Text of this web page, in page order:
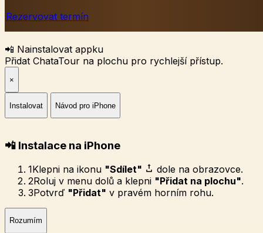
Rezervovat termín
📲 Nainstalovat appku
Přidat ChataTour na plochu pro rychlejší přístup.
×
Instalovat Návod pro iPhone
📲 Instalace na iPhone
1Klepni na ikonu "Sdílet"
dole na obrazovce.
2Roluj v menu dolů a klepni "Přidat na plochu".
3Potvrď "Přidat" v pravém horním rohu.
Rozumím